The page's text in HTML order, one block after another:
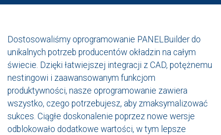
Dostosowaliśmy oprogramowanie PANELBuilder do
unikalnych potrzeb producentów okładzin na całym
świecie. Dzięki łatwiejszej integracji z CAD, potężnemu
nestingowi i zaawansowanym funkcjom
produktywności, nasze oprogramowanie zawiera
wszystko, czego potrzebujesz, aby zmaksymalizować
sukces. Ciągłe doskonalenie poprzez nowe wersje
odblokowało dodatkowe wartości, w tym lepsze